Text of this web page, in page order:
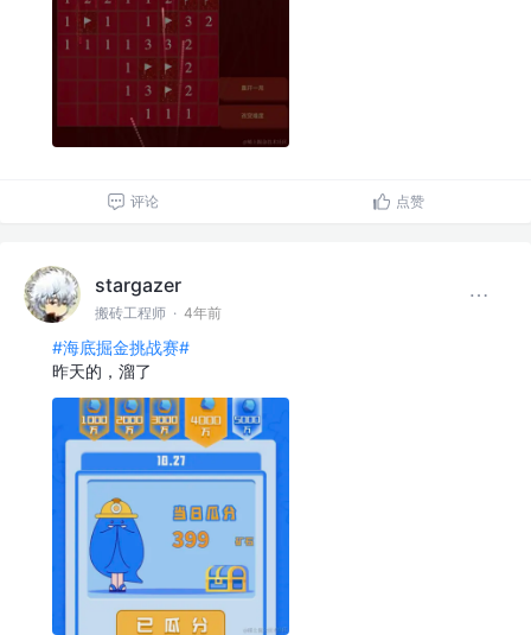
评论 点赞
stargazer
搬砖工程师 · 4年前
#海底掘金挑战赛#
昨天的，溜了